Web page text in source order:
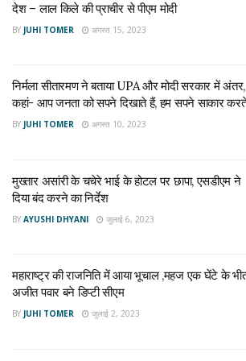
से ही हमारा अस्तित्व है. यह अहसास नए भारत के
सबसे बड़ी ताकत बनता जा रहा है।
Koo App
PM Narendra Modi flag off seven
Flag Bearers of India, Power of Peace
and green initiatives under Swachh
भेदभाव की कोई जगह ना हो, एक ऐसा समाज बना रहे हैं
देश – लाल किले की प्राचीर से पीएम मोदी
BY JUHI TOMER अगस्त 15, 2023
निर्मला सीतारमण ने बताया UPA और मोदी सरकार में अंतर,
कहां- आप जनता को सपने दिखाते हैं, हम सपने साकार
BY JUHI TOMER अगस्त 10, 2023
मुख्तार असांरी के चचेरे भाई के होटल पर छापा, एसडीएम ने
दिया बंद करने का निर्देश
BY AYUSHI DHYANI जुलाई 6, 2023
महाराष्ट्र की राजनिति में आया भूचाल ,महज एक घेंटे के
अजीत पवार बने डिप्टी सीएम
BY JUHI TOMER जुलाई 2, 2023